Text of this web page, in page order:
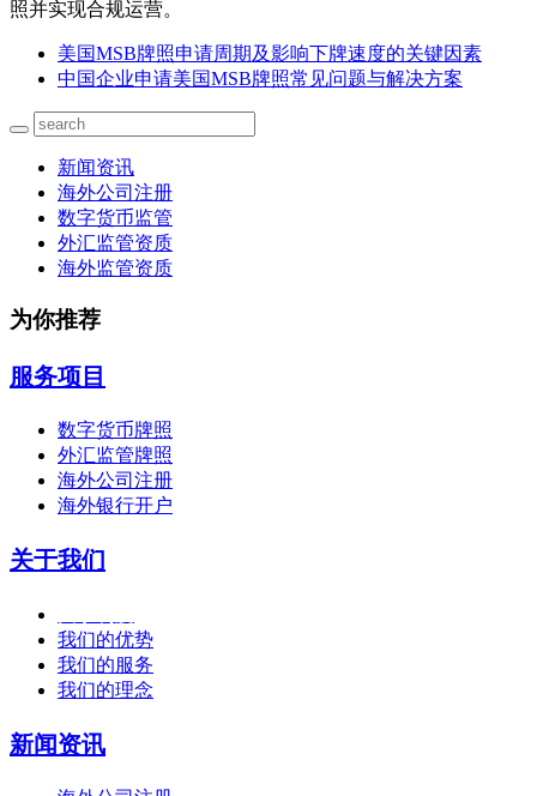
照并实现合规运营。
美国MSB牌照申请周期及影响下牌速度的关键因素
中国企业申请美国MSB牌照常见问题与解决方案
新闻资讯
海外公司注册
数字货币监管
外汇监管资质
海外监管资质
为你推荐
服务项目
数字货币牌照
外汇监管牌照
海外公司注册
海外银行开户
关于我们
我们的优势
我们的服务
我们的理念
新闻资讯